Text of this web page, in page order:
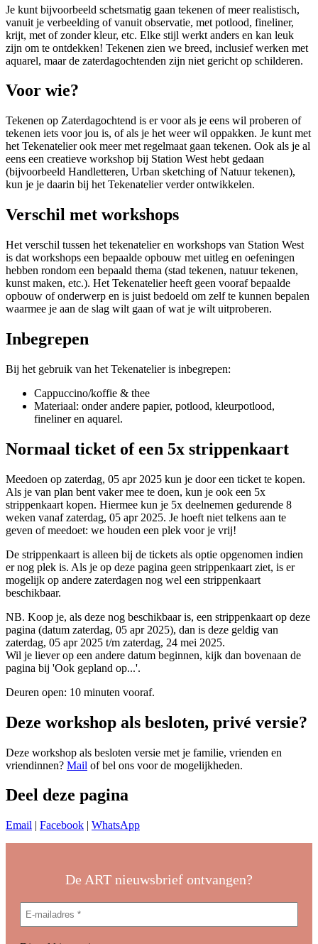
Je kunt bijvoorbeeld schetsmatig gaan tekenen of meer realistisch,
vanuit je verbeelding of vanuit observatie, met potlood, fineliner,
krijt, met of zonder kleur, etc. Elke stijl werkt anders en kan leuk
zijn om te ontdekken! Tekenen zien we breed, inclusief werken met
aquarel, maar de zaterdagochtenden zijn niet gericht op schilderen.
Voor wie?
Tekenen op Zaterdagochtend is er voor als je eens wil proberen of
tekenen iets voor jou is, of als je het weer wil oppakken. Je kunt met
het Tekenatelier ook meer met regelmaat gaan tekenen. Ook als je al
eens een creatieve workshop bij Station West hebt gedaan
(bijvoorbeeld Handletteren, Urban sketching of Natuur tekenen),
kun je je daarin bij het Tekenatelier verder ontwikkelen.
Verschil met workshops
Het verschil tussen het tekenatelier en workshops van Station West
is dat workshops een bepaalde opbouw met uitleg en oefeningen
hebben rondom een bepaald thema (stad tekenen, natuur tekenen,
kunst maken, etc.). Het Tekenatelier heeft geen vooraf bepaalde
opbouw of onderwerp en is juist bedoeld om zelf te kunnen bepalen
waarmee je aan de slag wilt gaan of wat je wilt uitproberen.
Inbegrepen
Bij het gebruik van het Tekenatelier is inbegrepen:
Cappuccino/koffie & thee
Materiaal: onder andere papier, potlood, kleurpotlood,
fineliner en aquarel.
Normaal ticket of een 5x strippenkaart
Meedoen op zaterdag, 05 apr 2025 kun je door een ticket te kopen.
Als je van plan bent vaker mee te doen, kun je ook een 5x
strippenkaart kopen. Hiermee kun je 5x deelnemen gedurende 8
weken vanaf zaterdag, 05 apr 2025. Je hoeft niet telkens aan te
geven of meedoet: we houden een plek voor je vrij!
De strippenkaart is alleen bij de tickets als optie opgenomen indien
er nog plek is. Als je op deze pagina geen strippenkaart ziet, is er
mogelijk op andere zaterdagen nog wel een strippenkaart
beschikbaar.
NB. Koop je, als deze nog beschikbaar is, een strippenkaart op deze
pagina (datum zaterdag, 05 apr 2025), dan is deze geldig van
zaterdag, 05 apr 2025 t/m zaterdag, 24 mei 2025.
Wil je liever op een andere datum beginnen, kijk dan bovenaan de
pagina bij 'Ook gepland op...'.
Deuren open: 10 minuten vooraf.
Deze workshop als besloten, privé versie?
Deze workshop als besloten versie met je familie, vrienden en
vriendinnen? Mail of bel ons voor de mogelijkheden.
Deel deze pagina
Email | Facebook | WhatsApp
De ART nieuwsbrief ontvangen?